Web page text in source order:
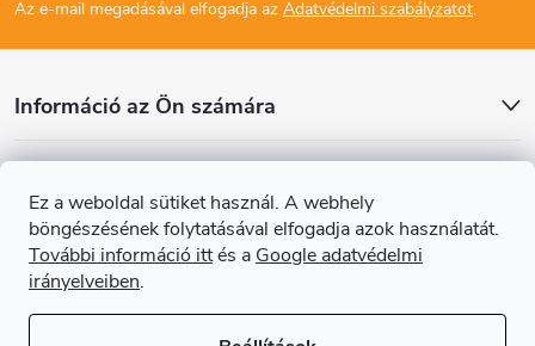
Ez a weboldal sütiket használ. A webhely
böngészésének folytatásával elfogadja azok használatát.
További információ ittés a Google adatvédelmi
irányelveiben.
b
é
Az e-mail megadásával elfogadja az Adatvédelmi szabályzatot.
Információ az Ön számára
Online fizetési lehetőséget biztosítunk